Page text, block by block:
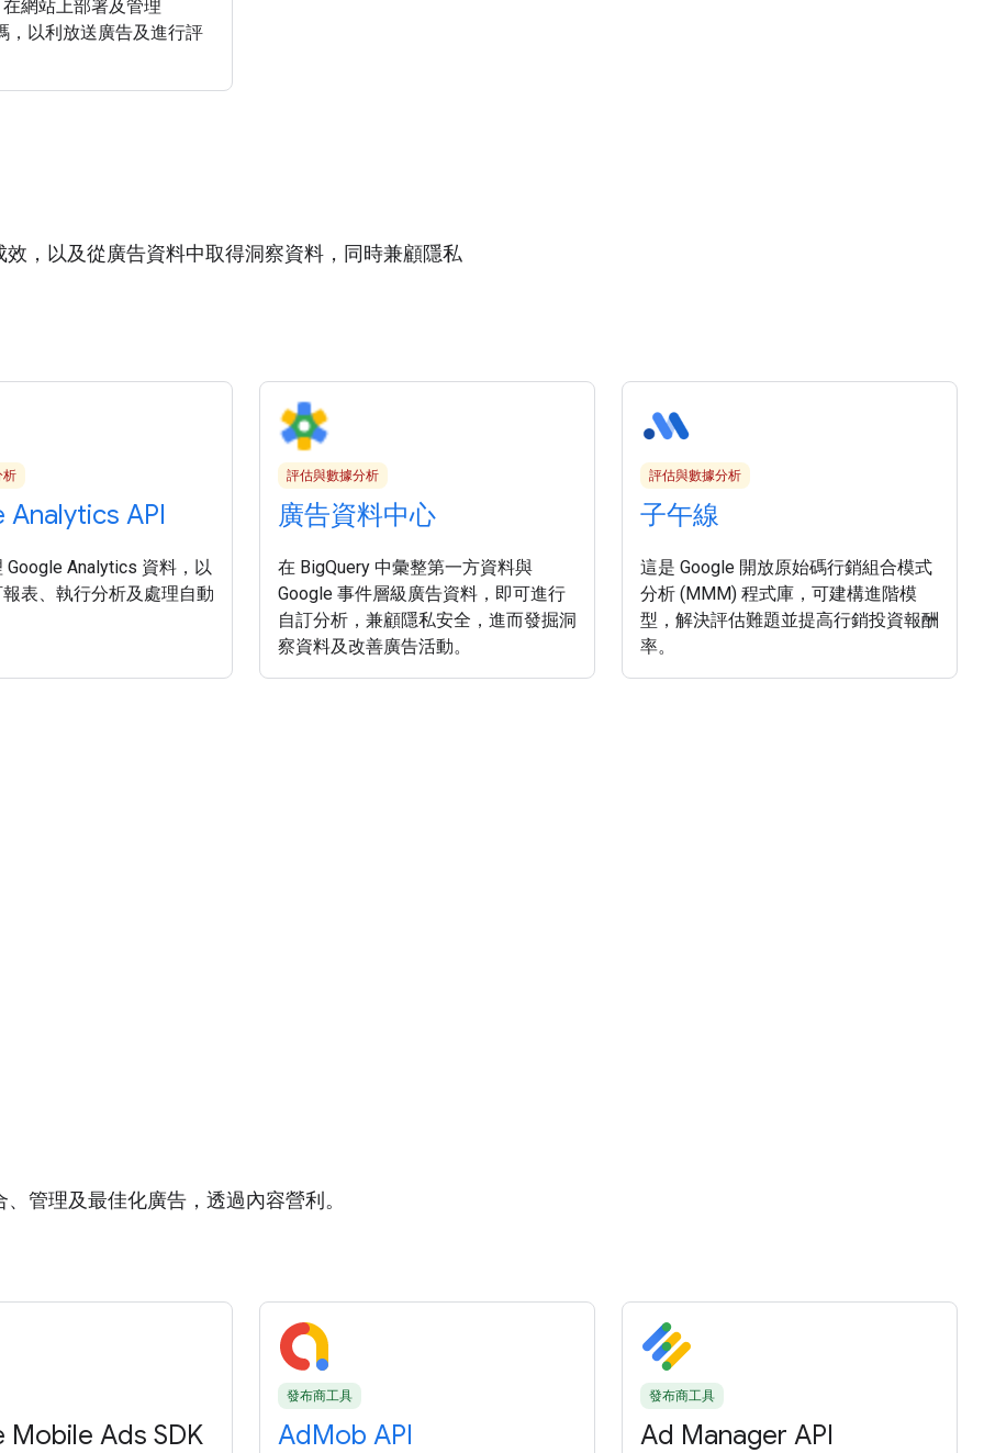
在網站上部署及管理
，以利放送廣告及進行評
效，以及從廣告資料中取得洞察資料，同時兼顧隱私
析
Analytics API
Google Analytics 資料，以
報表、執行分析及處理自動
評估與數據分析
廣告資料中心
在 BigQuery 中彙整第一方資料與
Google 事件層級廣告資料，即可進行
自訂分析，兼顧隱私安全，進而發掘洞
察資料及改善廣告活動。
評估與數據分析
子午線
這是 Google 開放原始碼行銷組合模式
分析 (MMM) 程式庫，可建構進階模
型，解決評估難題並提高行銷投資報酬
率。
管理及最佳化廣告，透過內容營利。
Mobile Ads SDK
發布商工具
AdMob API
發布商工具
Ad Manager API